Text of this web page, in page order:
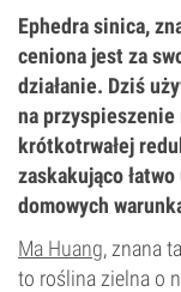
Ephedra sinica,
ceniona jest za
działanie. Dziś
na
krótkotrwałej
zaskakująco
domowych
Ma Huang, znana
to roślina zielna o